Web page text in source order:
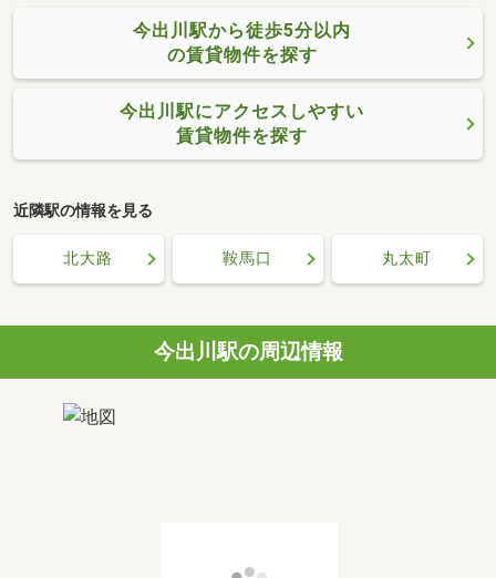
今出川駅から徒歩5分以内
の賃貸物件を探す
今出川駅にアクセスしやすい
賃貸物件を探す
近隣駅の情報を見る
北大路 鞍馬口 丸太町
今出川駅の周辺情報